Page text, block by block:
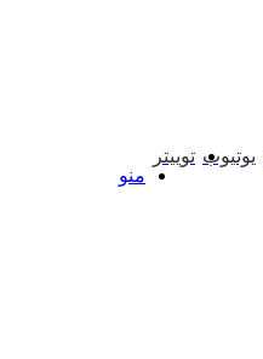
یوتیوب توییتر
منو